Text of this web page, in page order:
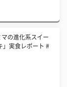
の進化系スイー
」実食レポート #